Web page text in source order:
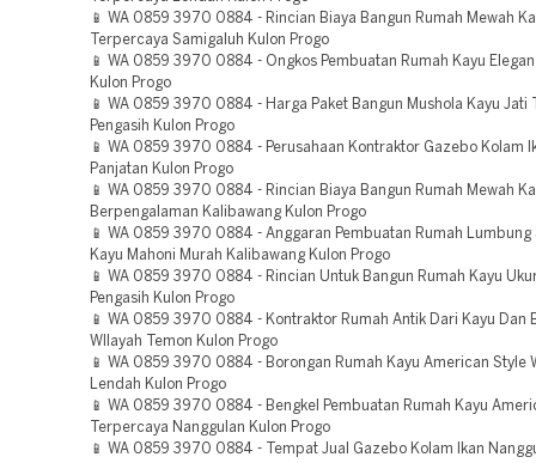
📱 WA 0859 3970 0884 - Rincian Biaya Bangun Rumah Mewah
Terpercaya Samigaluh Kulon Progo
📱 WA 0859 3970 0884 - Ongkos Pembuatan Rumah Kayu
Kulon Progo
📱 WA 0859 3970 0884 - Harga Paket Bangun Mushola Kayu Jati
Pengasih Kulon Progo
📱 WA 0859 3970 0884 - Perusahaan Kontraktor Gazebo Kolam
Panjatan Kulon Progo
📱 WA 0859 3970 0884 - Rincian Biaya Bangun Rumah Mewah
Berpengalaman Kalibawang Kulon Progo
📱 WA 0859 3970 0884 - Anggaran Pembuatan Rumah Lumbung
Kayu Mahoni Murah Kalibawang Kulon Progo
📱 WA 0859 3970 0884 - Rincian Untuk Bangun Rumah Kayu
Pengasih Kulon Progo
📱 WA 0859 3970 0884 - Kontraktor Rumah Antik Dari Kayu Dan
WIlayah Temon Kulon Progo
📱 WA 0859 3970 0884 - Borongan Rumah Kayu American Style
Lendah Kulon Progo
📱 WA 0859 3970 0884 - Bengkel Pembuatan Rumah Kayu
Terpercaya Nanggulan Kulon Progo
📱 WA 0859 3970 0884 - Tempat Jual Gazebo Kolam Ikan